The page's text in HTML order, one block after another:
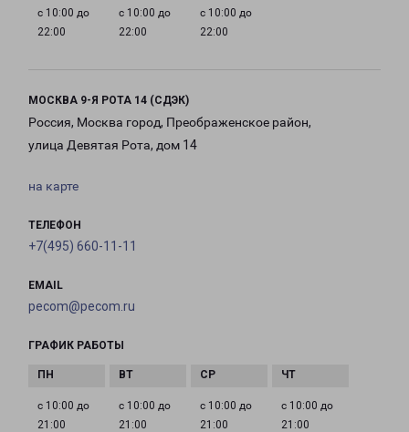
с 10:00 до
22:00
с 10:00 до
22:00
с 10:00 до
22:00
МОСКВА 9-Я РОТА 14 (СДЭК)
Россия, Москва город, Преображенское район,
улица Девятая Рота, дом 14
на карте
ТЕЛЕФОН
+7(495) 660-11-11
EMAIL
pecom@pecom.ru
ГРАФИК РАБОТЫ
с 10:00 до
21:00
с 10:00 до
21:00
с 10:00 до
21:00
с 10:00 до
21:00